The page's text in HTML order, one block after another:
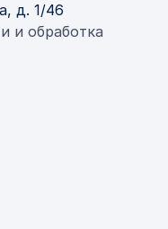
д. 1/46
и обработка